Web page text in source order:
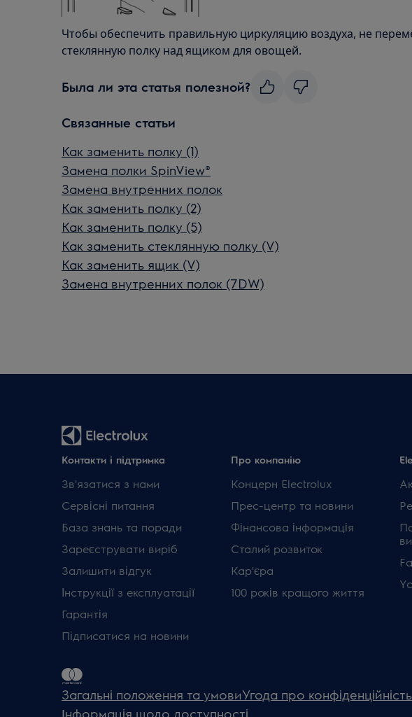
Чтобы обеспечить правильную циркуляцию воздуха, не
стеклянную полку над ящиком для овощей.
Была ли эта статья полезной?
Связанные статьи
Как заменить полку (1)
Замена полки SpinView®
Замена внутренних полок
Как заменить полку (2)
Как заменить полку (5)
Как заменить стеклянную полку (V)
Как заменить ящик (V)
Замена внутренних полок (7DW)
Контакти і підтримка
Зв'язатися з нами
Сервісні питання
База знань та поради
Зареєструвати виріб
Залишити відгук
Інструкції з експлуатації
Гарантія
Підписатися на новини
Про компанію
Концерн Electrolux
Прес-центр та новини
Фінансова інформація
Сталий розвиток
Кар'єра
100 років кращого життя
Загальні положення та умовиУгода про
Інформація щодо доступності